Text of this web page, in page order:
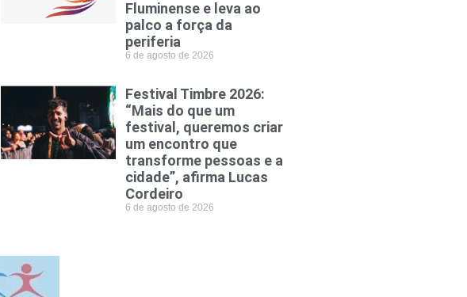
Fluminense e leva ao
palco a força da
periferia
6 de agosto de 2026
Festival Timbre 2026:
“Mais do que um
festival, queremos criar
um encontro que
transforme pessoas e a
cidade”, afirma Lucas
Cordeiro
6 de agosto de 2026